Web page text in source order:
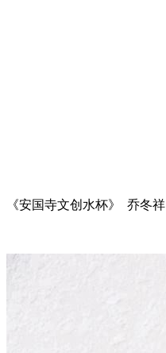
《安国寺文创水杯》 乔冬祥